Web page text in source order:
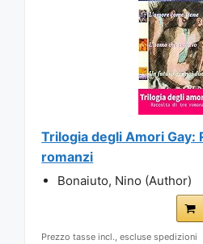
Trilogia degli Amori Gay:
romanzi
Bonaiuto, Nino (Author)
Prezzo tasse incl., escluse spedizioni